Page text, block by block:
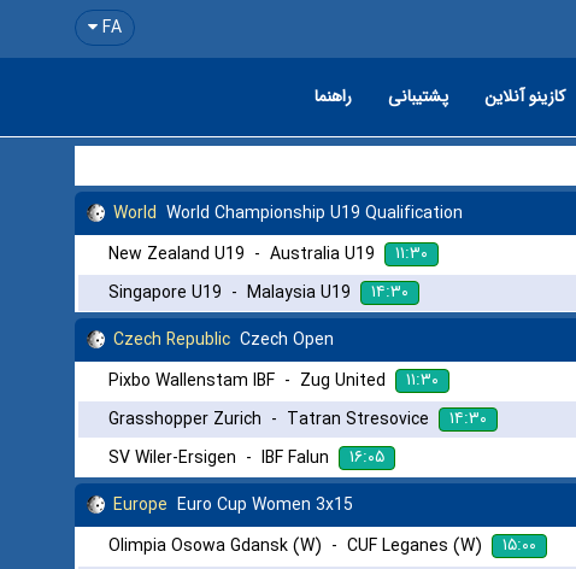
FA
کازینو آنلاین پشتیبانی راهنما
World World Championship U19 Qualification
New Zealand U19 - Australia U19 ۱۱:۳۰
Singapore U19 - Malaysia U19 ۱۴:۳۰
Czech Republic Czech Open
Pixbo Wallenstam IBF - Zug United ۱۱:۳۰
Grasshopper Zurich - Tatran Stresovice ۱۴:۳۰
SV Wiler-Ersigen - IBF Falun ۱۶:۰۵
Europe Euro Cup Women 3x15
Olimpia Osowa Gdansk (W) - CUF Leganes (W) ۱۵:۰۰